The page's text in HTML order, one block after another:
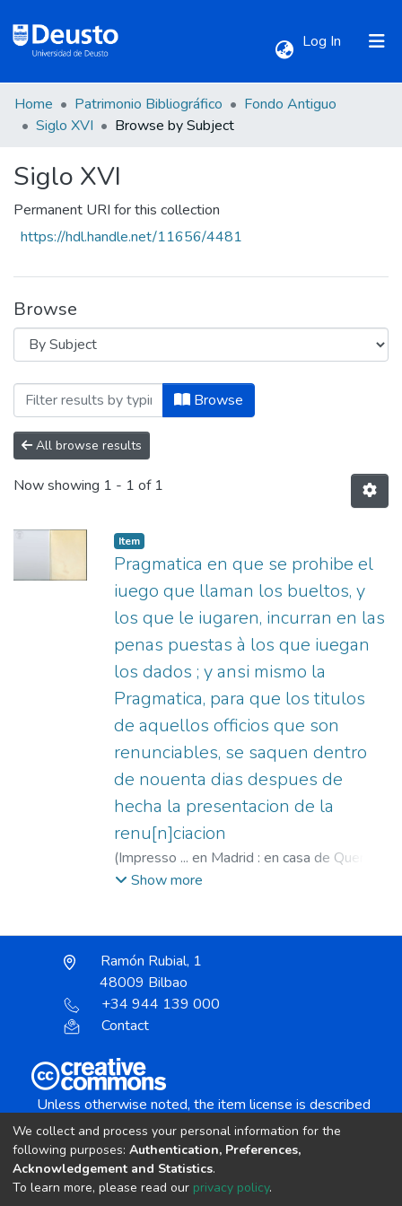
Log In (current)
Communities & Collections
All of DSpace
Home Patrimonio Bibliográfico
Fondo Antiguo
Siglo XVI
Browse by Subject
Siglo XVI
Permanent URI for this collection
https://hdl.handle.net/11656/4481
Browse
Browsing Siglo XVI by Subject
Browse
All browse results
Now showing 1 - 1 of 1
Item
Pragmatica en que se prohibe el
iuego que llaman los bueltos, y
los que le iugaren, incurran en las
penas puestas à los que iuegan
los dados ; y ansi mismo la
Pragmatica, para que los titulos
de aquellos officios que son
renunciables, se saquen dentro
de nouenta dias despues de
hecha la presentacion de la
renu[n]ciacion
(Impresso ... en Madrid : en casa de Querino
Gerardo : Vendese en casa de Blas de
Show more
Ramón Rubial, 1
48009 Bilbao
+34 944 139 000
Contact
Unless otherwise noted, the item license is described
Creative Commons Attribution-NonCommercial-
We collect and process your personal information for the
following purposes: Authentication, Preferences,
Acknowledgement and Statistics.
To learn more, please read our privacy policy.